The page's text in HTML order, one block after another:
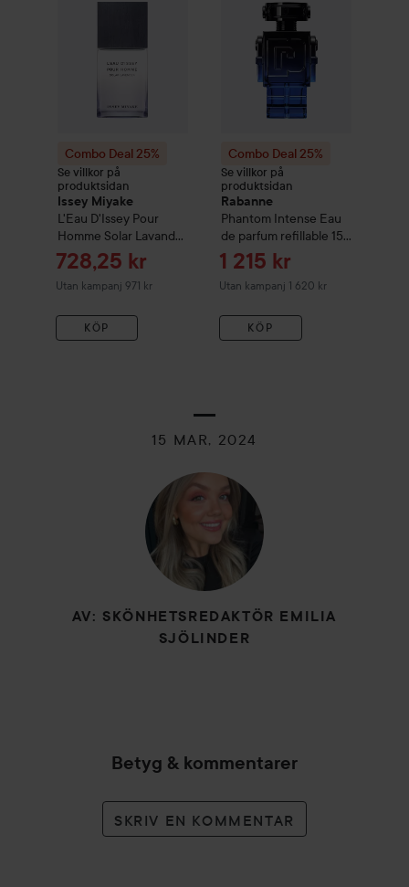
Combo Deal 25%
Se villkor på
produktsidan
Issey Miyake
L'Eau D'Issey Pour
Homme Solar Lavander
Eau de Toilette Intense
50 ml
Reapris
728,25 kr
Utan kampanj 971 kr
KÖP
Combo Deal 25%
Se villkor på
produktsidan
Rabanne
Phantom Intense Eau
de parfum refillable 150
ml
Reapris
1 215 kr
Utan kampanj 1 620 kr
KÖP
15 MAR, 2024
AV: SKÖNHETSREDAKTÖR EMILIA
SJÖLINDER
Betyg & kommentarer
SKRIV EN KOMMENTAR